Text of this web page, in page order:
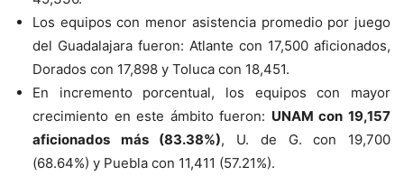
Los equipos con menor asistencia promedio por juego
del Guadalajara fueron: Atlante con 17,500 aficionados,
Dorados con 17,898 y Toluca con 18,451.
En incremento porcentual, los equipos con mayor
crecimiento en este ámbito fueron: UNAM con 19,157
aficionados más (83.38%), U. de G. con 19,700
(68.64%) y Puebla con 11,411 (57.21%).